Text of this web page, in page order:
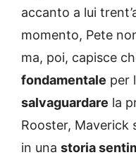
accanto a lui
momento, Pete
ma, poi, capisce
fondamentale per
salvaguardare la
Rooster,
in una storia